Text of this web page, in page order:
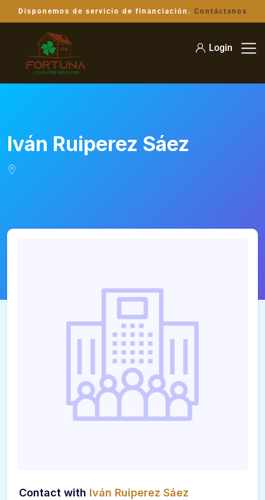
Disponemos de servicio de financiación. Contáctanos
Login
Iván Ruiperez Sáez
Contact with Iván Ruiperez Sáez